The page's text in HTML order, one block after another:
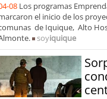
08 Los programas
el inicio de los
de Iquique, Alto
soyiquique